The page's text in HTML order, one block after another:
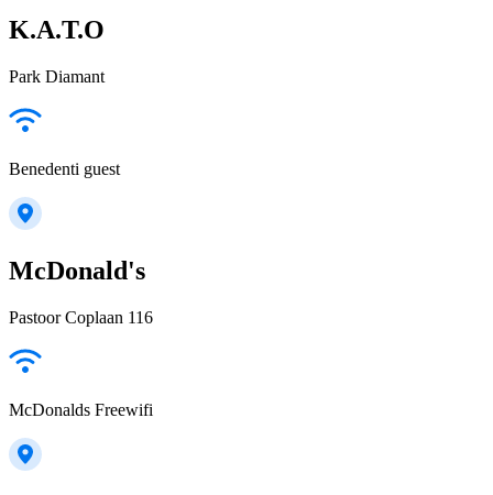
K.A.T.O
Park Diamant
Benedenti guest
McDonald's
Pastoor Coplaan 116
McDonalds Freewifi